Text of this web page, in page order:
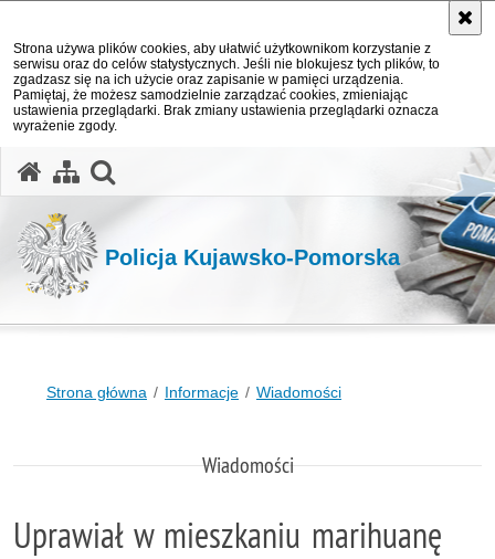
Strona używa plików cookies, aby ułatwić użytkownikom korzystanie z
serwisu oraz do celów statystycznych. Jeśli nie blokujesz tych plików, to
zgadzasz się na ich użycie oraz zapisanie w pamięci urządzenia.
Pamiętaj, że możesz samodzielnie zarządzać cookies, zmieniając
ustawienia przeglądarki. Brak zmiany ustawienia przeglądarki oznacza
wyrażenie zgody.
Policja Kujawsko-Pomorska
Strona główna Informacje Wiadomości
Wiadomości
Uprawiał w mieszkaniu marihuanę